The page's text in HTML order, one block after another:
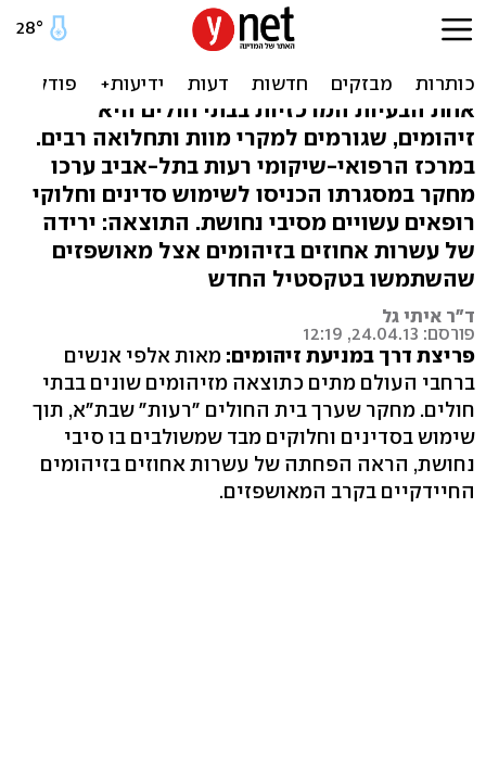
פיתוח ישראלי: הסדין שהוריד
זיהומים בבית החולים
אחת הבעיות המרכזיות בבתי חולים היא
זיהומים, שגורמים למקרי מוות ותחלואה רבים.
במרכז הרפואי-שיקומי רעות בתל-אביב ערכו
מחקר במסגרתו הכניסו לשימוש סדינים וחלוקי
רופאים עשויים מסיבי נחושת. התוצאה: ירידה
של עשרות אחוזים בזיהומים אצל מאושפזים
שהשתמשו בטקסטיל החדש
ד"ר איתי גל
פורסם: 24.04.13, 12:19
פריצת דרך במניעת זיהומים: מאות אלפי אנשים
ברחבי העולם מתים כתוצאה מזיהומים שונים בבתי
חולים. מחקר שערך בית החולים "רעות" שבת"א, תוך
שימוש בסדינים וחלוקים מבד שמשולבים בו סיבי
נחושת, הראה הפחתה של עשרות אחוזים בזיהומים
החיידקיים בקרב המאושפזים.